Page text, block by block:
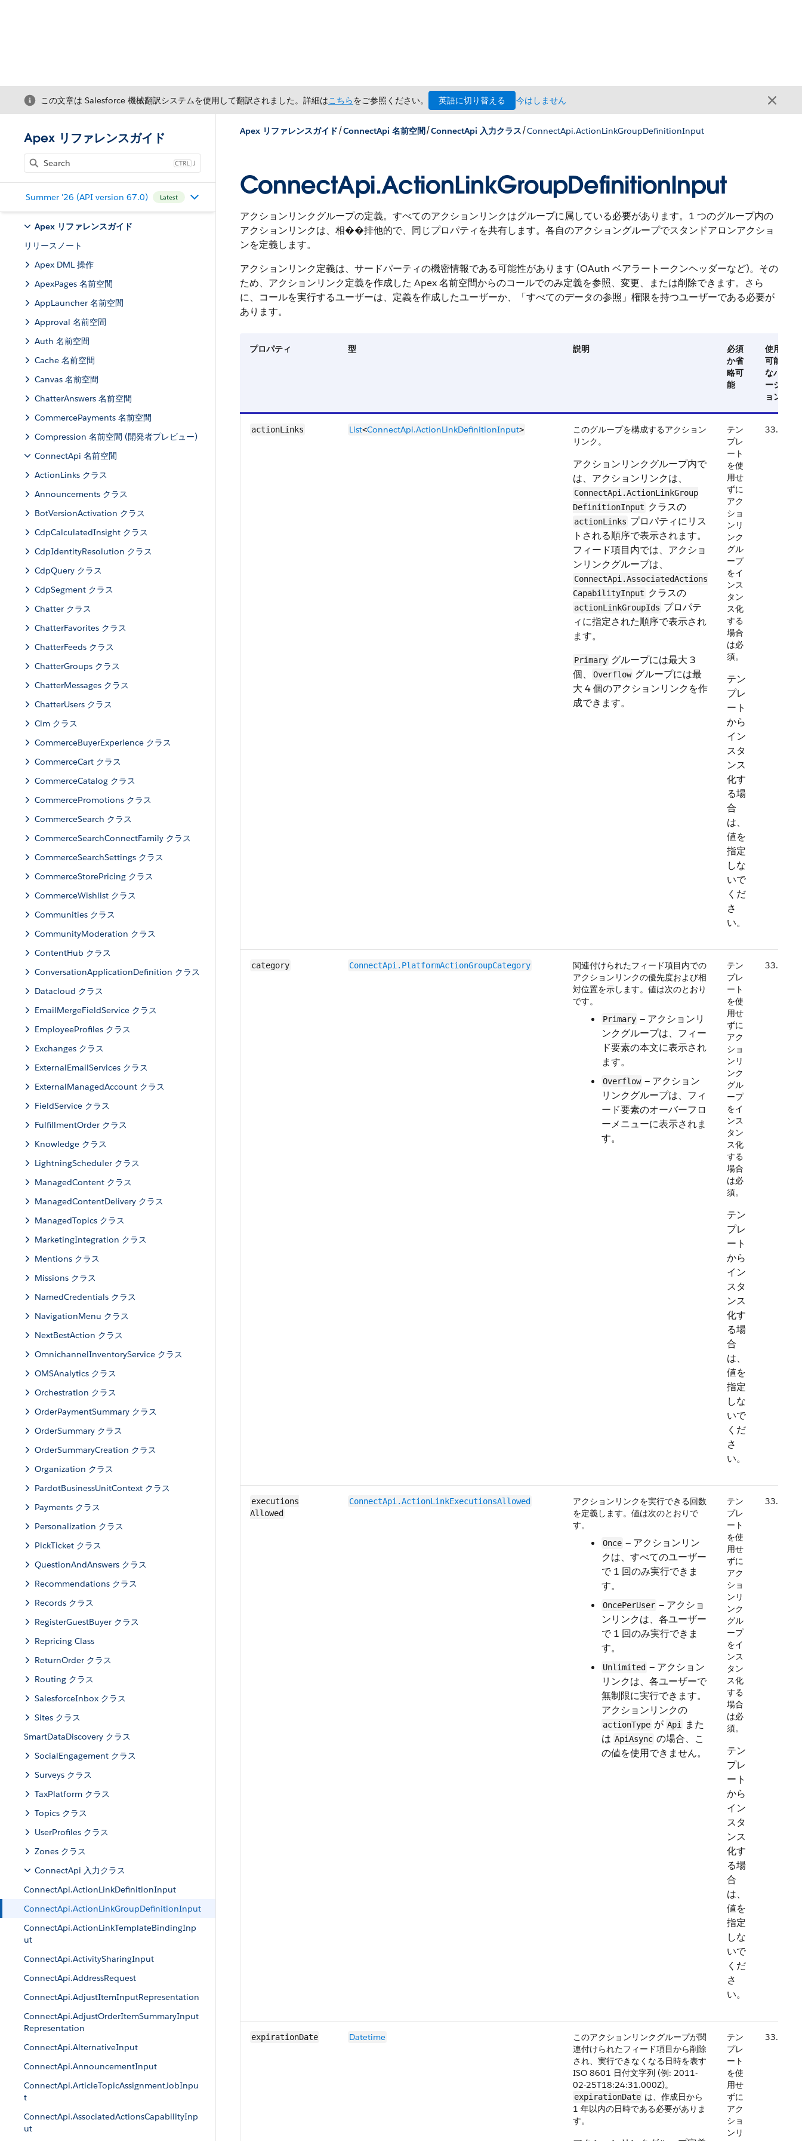
この文章は Salesforce 機械翻訳システムを使用して翻訳されました。詳細はこちらをご参照ください。 英語に切り替える 今はしません
Apex リファレンスガイド
J
Summer '26 (API version 67.0) Latest
Apex リファレンスガイド
リリースノート
Apex DML 操作
ApexPages 名前空間
AppLauncher 名前空間
Approval 名前空間
Auth 名前空間
Cache 名前空間
Canvas 名前空間
ChatterAnswers 名前空間
CommercePayments 名前空間
Compression 名前空間 (開発者プレビュー)
ConnectApi 名前空間
ActionLinks クラス
Announcements クラス
BotVersionActivation クラス
CdpCalculatedInsight クラス
CdpIdentityResolution クラス
CdpQuery クラス
CdpSegment クラス
Chatter クラス
ChatterFavorites クラス
ChatterFeeds クラス
ChatterGroups クラス
ChatterMessages クラス
ChatterUsers クラス
Clm クラス
CommerceBuyerExperience クラス
CommerceCart クラス
CommerceCatalog クラス
CommercePromotions クラス
CommerceSearch クラス
CommerceSearchConnectFamily クラス
CommerceSearchSettings クラス
CommerceStorePricing クラス
CommerceWishlist クラス
Communities クラス
CommunityModeration クラス
ContentHub クラス
ConversationApplicationDefinition クラス
Datacloud クラス
EmailMergeFieldService クラス
EmployeeProfiles クラス
Exchanges クラス
ExternalEmailServices クラス
ExternalManagedAccount クラス
FieldService クラス
FulfillmentOrder クラス
Knowledge クラス
LightningScheduler クラス
ManagedContent クラス
ManagedContentDelivery クラス
ManagedTopics クラス
MarketingIntegration クラス
Mentions クラス
Missions クラス
NamedCredentials クラス
NavigationMenu クラス
NextBestAction クラス
OmnichannelInventoryService クラス
OMSAnalytics クラス
Orchestration クラス
OrderPaymentSummary クラス
OrderSummary クラス
OrderSummaryCreation クラス
Organization クラス
PardotBusinessUnitContext クラス
Payments クラス
Personalization クラス
PickTicket クラス
QuestionAndAnswers クラス
Recommendations クラス
Records クラス
RegisterGuestBuyer クラス
Repricing Class
ReturnOrder クラス
Routing クラス
SalesforceInbox クラス
Sites クラス
SmartDataDiscovery クラス
SocialEngagement クラス
Surveys クラス
TaxPlatform クラス
Topics クラス
UserProfiles クラス
Zones クラス
ConnectApi 入力クラス
ConnectApi.ActionLinkDefinitionInput
ConnectApi.ActionLinkGroupDefinitionInput
ConnectApi.ActionLinkTemplateBindingInp
ut
ConnectApi.ActivitySharingInput
ConnectApi.AddressRequest
ConnectApi.AdjustItemInputRepresentation
ConnectApi.AdjustOrderItemSummaryInput
Representation
ConnectApi.AlternativeInput
ConnectApi.AnnouncementInput
ConnectApi.ArticleTopicAssignmentJobInpu
t
ConnectApi.AssociatedActionsCapabilityInp
ut
Apex リファレンスガイド/ConnectApi 名前空間/ConnectApi 入力クラス/ConnectApi.ActionLinkGroupDefinitionInput
ConnectApi.ActionLinkGroupDefinitionInput
アクションリンクグループの定義。すべてのアクションリンクはグループに属している必要があります。1 つのグループ内の
アクションリンクは、相��排他的で、同じプロパティを共有します。各自のアクショングループでスタンドアロンアクショ
ンを定義します。
アクションリンク定義は、サードパーティの機密情報である可能性があります (OAuth ベアラートークンヘッダーなど)。その
ため、アクションリンク定義を作成した Apex 名前空間からのコールでのみ定義を参照、変更、または削除できます。さら
に、コールを実行するユーザーは、定義を作成したユーザーか、「すべてのデータの参照」権限を持つユーザーである必要が
あります。
プロパティ 型 説明
必須
か省
略可
能
使用
可能
なバ
ージ
ョン
actionLinks List<ConnectApi.​ActionLink​DefinitionInput>
このグループを構成するアクション
リンク。
アクションリンクグループ内で
は、アクションリンクは、
ConnectApi.ActionLinkGroup​
DefinitionInput クラスの
actionLinks プロパティにリス
トされる順序で表示されます。
フィード項目内では、アクショ
ンリンクグループは、
ConnectApi.AssociatedActions​
CapabilityInput クラスの
actionLinkGroupIds プロパテ
ィに指定された順序で表示され
ます。
Primary グループには最大 3
個、
Overflow グループには最
大 4 個のアクションリンクを作
成できます。
テン
プレ
ート
を使
用せ
ずに
アク
ショ
ンリ
ンク
グル
ープ
をイ
ンス
タン
ス化
する
場合
は必
須。
テン
プレ
ート
から
イン
スタ
ンス
化す
る場
合
は、
値を
指定
しな
いで
くだ
さ
い。
33.0
category ConnectApi.​PlatformAction​GroupCategory
関連付けられたフィード項目内での
アクションリンクの優先度および相
対位置を示します。値は次のとおり
です。
Primary — アクションリ
ンクグループは、フィー
ド要素の本文に表示され
ます。
Overflow — アクション
リンクグループは、フィ
ード要素のオーバーフロ
ーメニューに表示されま
す。
テン
プレ
ート
を使
用せ
ずに
アク
ショ
ンリ
ンク
グル
ープ
をイ
ンス
タン
ス化
する
場合
は必
須。
テン
プレ
ート
から
イン
スタ
ンス
化す
る場
合
は、
値を
指定
しな
いで
くだ
さ
い。
33.0
executions​
Allowed
ConnectApi.​ActionLink​ExecutionsAllowed
アクションリンクを実行できる回数
を定義します。値は次のとおりで
す。
Once — アクションリン
クは、すべてのユーザー
で 1 回のみ実行できま
す。
OncePerUser — アクショ
ンリンクは、各ユーザー
で 1 回のみ実行できま
す。
Unlimited — アクション
リンクは、各ユーザーで
無制限に実行できます。
アクションリンクの
actionType が Api
また
は ApiAsync の場合、こ
の値を使用できません。
テン
プレ
ート
を使
用せ
ずに
アク
ショ
ンリ
ンク
グル
ープ
をイ
ンス
タン
ス化
する
場合
は必
須。
テン
プレ
ート
から
イン
スタ
ンス
化す
る場
合
は、
値を
指定
しな
いで
くだ
さ
い。
33.0
expirationDate Datetime
このアクションリンクグループが関
連付けられたフィード項目から削除
され、実行できなくなる日時を表す
ISO 8601 日付文字列 (例: 2011-
02-25T18:24:31.000Z)。
expirationDate は、作成日から
1 年以内の日時である必要がありま
す。
テン
プレ
ート
を使
用せ
ずに
アク
ショ
ンリ
33.0